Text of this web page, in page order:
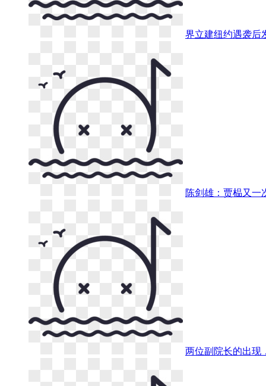
界立建纽约遇袭后
陈剑雄：贾榀又一
两位副院长的出现